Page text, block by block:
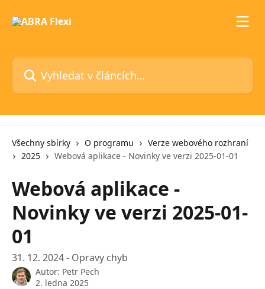
Vyhledat v článcích…
Všechny sbírky O programu
Verze webového rozhraní
2025
Webová aplikace - Novinky ve verzi 2025-01-01
Webová aplikace -
Novinky ve verzi 2025-01-
01
31. 12. 2024 - Opravy chyb
Autor: Petr Pech
2. ledna 2025